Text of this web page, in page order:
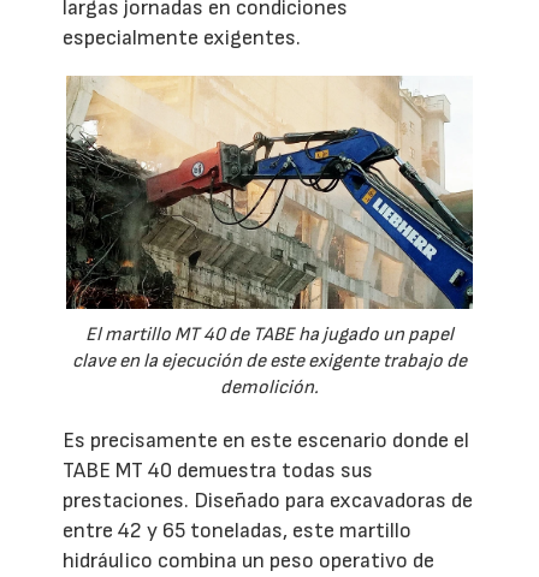
largas jornadas en condiciones
especialmente exigentes.
El martillo MT 40 de TABE ha jugado un papel
clave en la ejecución de este exigente trabajo de
demolición.
Es precisamente en este escenario donde el
TABE MT 40 demuestra todas sus
prestaciones. Diseñado para excavadoras de
entre 42 y 65 toneladas, este martillo
hidráulico combina un peso operativo de